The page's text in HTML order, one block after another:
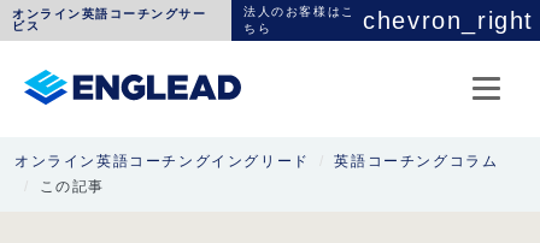
オンライン英語コーチングサー
ビス
法人のお客様はこ
ちら
chevron_right
オンライン英語コーチングイングリード
英語コーチングコラム
この記事